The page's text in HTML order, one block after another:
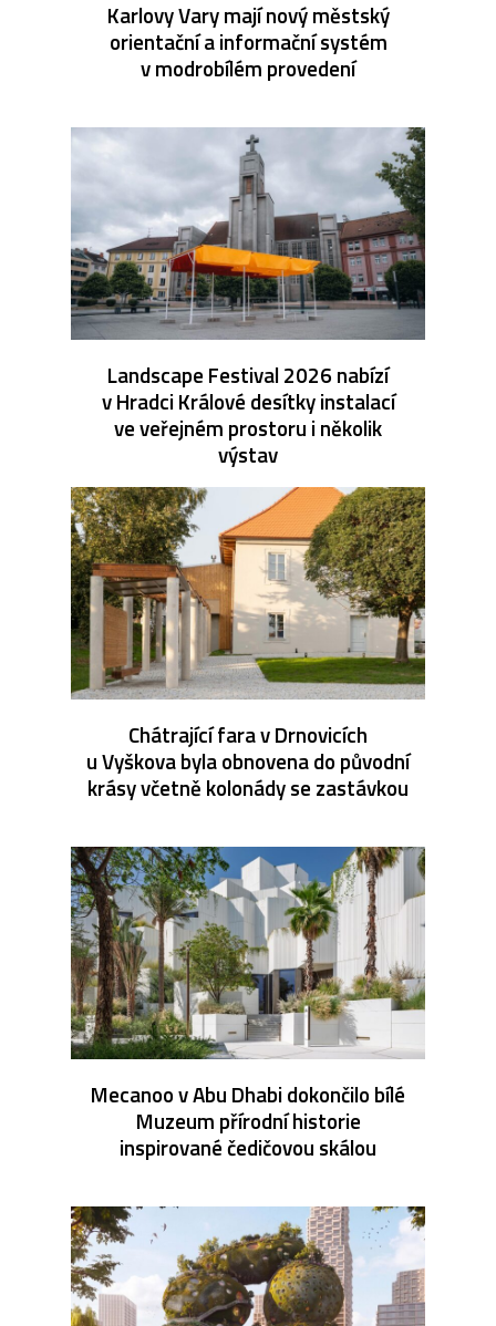
Karlovy Vary mají nový městský
orientační a informační systém
v modrobílém provedení
Landscape Festival 2026 nabízí
v Hradci Králové desítky instalací
ve veřejném prostoru i několik
výstav
Chátrající fara v Drnovicích
u Vyškova byla obnovena do původní
krásy včetně kolonády se zastávkou
Mecanoo v Abu Dhabi dokončilo bílé
Muzeum přírodní historie
inspirované čedičovou skálou